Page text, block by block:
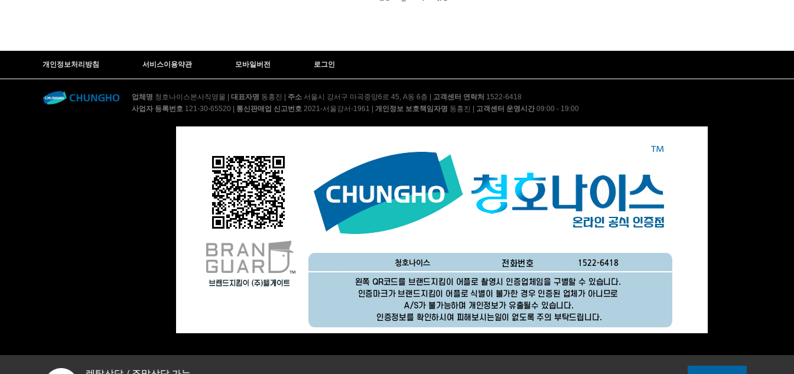
AP-40H8230 | 41,900 AP-15H51610 | 27,900
BS-65D60 | 23,900
BD-35D50R(일반변좌), BD-
35D40R(소형변좌) | 17,900
BD-35D52 | 15,900
BD-35D72 | 18,900
SF-70A61W | 30,900 SC-50A40 | 28,900
개인정보처리방침 서비스이용약관 모바일버전 로그인
업체명 청호나이스본사직영몰 대표자명 동홍진 주소 서울시 강서구 마곡중앙6로 45, A동 6층 고객센터 연락처 1522-6418
사업자 등록번호 121-30-65520 통신판매업 신고번호 2021-서울강서-1961 개인정보 보호책임자명 동홍진 고객센터 운영시간 09:00 - 19:00